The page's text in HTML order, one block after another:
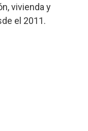
vivienda y
el 2011.